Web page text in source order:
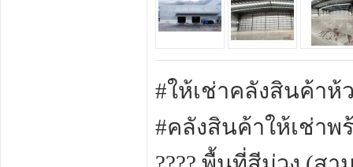
#ให้เช่าคลังสินค้าห้
#คลังสินค้าให้เช่าพ